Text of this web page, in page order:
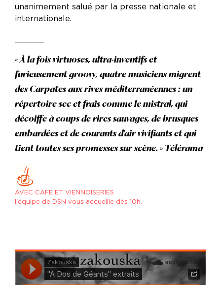
unanimement salué par la presse nationale et
internationale.
« À la fois virtuoses, ultra-inventifs et
furieusement groovy, quatre musiciens migrent
des Carpates aux rives méditerranéennes : un
répertoire sec et frais comme le mistral, qui
décoiffe à coups de rires sauvages, de brusques
embardées et de courants d'air vivifiants et qui
tient toutes ses promesses sur scène. » Télérama
AVEC CAFÉ ET VIENNOISERIES
l'équipe de DSN vous accueille dès 10h.